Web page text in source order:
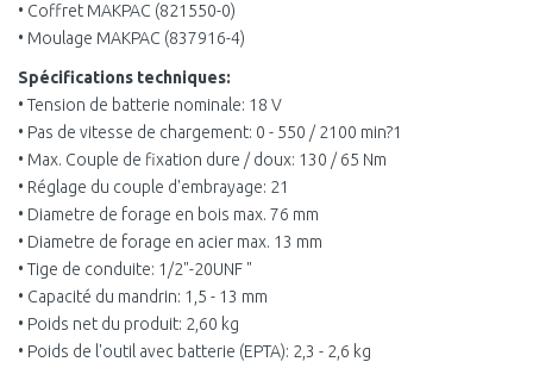
• Coffret MAKPAC (821550-0)
• Moulage MAKPAC (837916-4)
Spécifications techniques:
• Tension de batterie nominale: 18 V
• Pas de vitesse de chargement: 0 - 550 / 2100 min?1
• Max. Couple de fixation dure / doux: 130 / 65 Nm
• Réglage du couple d'embrayage: 21
• Diametre de forage en bois max. 76 mm
• Diametre de forage en acier max. 13 mm
• Tige de conduite: 1/2"-20UNF "
• Capacité du mandrin: 1,5 - 13 mm
• Poids net du produit: 2,60 kg
• Poids de l'outil avec batterie (EPTA): 2,3 - 2,6 kg